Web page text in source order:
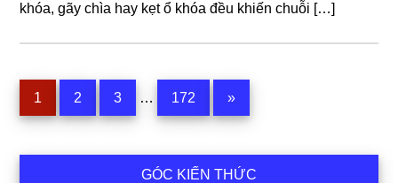
khóa, gãy chìa hay kẹt ổ khóa đều khiến chuỗi […]
Trang
1 Trang
2 Trang
3
Interim
… Trang
172 »
GÓC KIẾN THỨC